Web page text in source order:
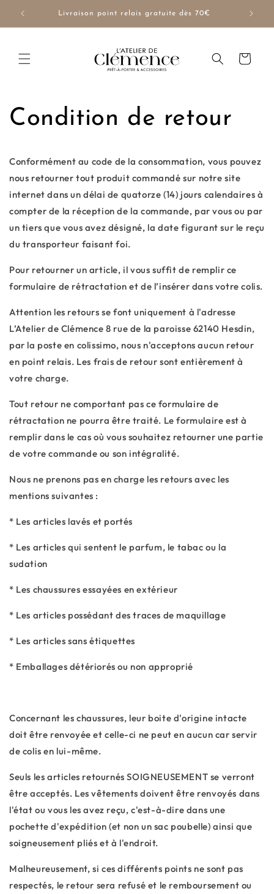
passer
Livraison point relais gratuite dès 70€
Panier
Condition de retour
Conformément au code de la consommation, vous pouvez
nous retourner tout produit commandé sur notre site
internet dans un délai de quatorze (14) jours calendaires à
compter de la réception de la commande, par vous ou par
un tiers que vous avez désigné, la date figurant sur le reçu
du transporteur faisant foi.
Pour retourner un article, il vous suffit de remplir ce
formulaire de rétractation et de l’insérer dans votre colis.
Attention les retours se font uniquement à l'adresse
L’Atelier de Clémence 8 rue de la paroisse 62140 Hesdin,
par la poste en colissimo, nous n'acceptons aucun retour
en point relais. Les frais de retour sont entièrement à
votre charge.
Tout retour ne comportant pas ce formulaire de
rétractation ne pourra être traité. Le formulaire est à
remplir dans le cas où vous souhaitez retourner une partie
de votre commande ou son intégralité.
Nous ne prenons pas en charge les retours avec les
mentions suivantes :
* Les articles lavés et portés
* Les articles qui sentent le parfum, le tabac ou la
sudation
* Les chaussures essayées en extérieur
* Les articles possédant des traces de maquillage
* Les articles sans étiquettes
* Emballages détériorés ou non approprié
Concernant les chaussures, leur boite d'origine intacte
doit être renvoyée et celle-ci ne peut en aucun car servir
de colis en lui-même.
Seuls les articles retournés SOIGNEUSEMENT se verront
être acceptés. Les vêtements doivent être renvoyés dans
l'état ou vous les avez reçu, c'est-à-dire dans une
pochette d'expédition (et non un sac poubelle) ainsi que
soigneusement pliés et à l'endroit.
Malheureusement, si ces différents points ne sont pas
respectés, le retour sera refusé et le remboursement ou